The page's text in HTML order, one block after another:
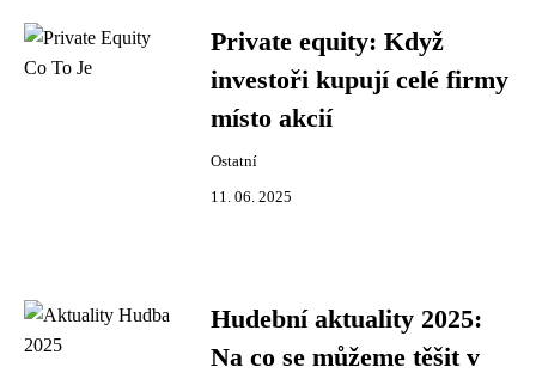
Private equity: Když
investoři kupují celé firmy
místo akcií
Ostatní
11. 06. 2025
Hudební aktuality 2025:
Na co se můžeme těšit v